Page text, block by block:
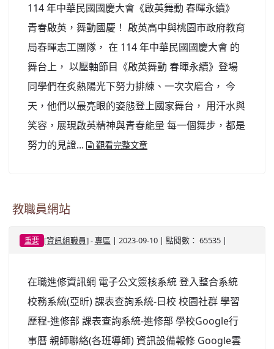
114 年中華民國國慶大會《啟英舞動 春暉永續》
青春啟英，舞動國慶！ 啟英高中與桃園市政府教育
局春暉志工團隊， 在 114 年中華民國國慶大會 的
舞台上， 以壓軸節目《啟英舞動 春暉永續》登場
同學們在炙熱陽光下努力排練、一次次磨合， 今
天，他們以最亮眼的姿態登上國家舞台， 用汗水與
笑容，展現啟英精神與青春能量 每一個舞步，都是
努力的見證...
觀看完整文章
教職員網站
重要 ​[資訊組職員]- 專區 | 2023-09-10 | 點閱數： 65535 |
在職進修資訊網 電子公文簽核系統 登入整合系統
校務系統(亞昕) 課表查詢系統-日校 校園社群 學習
歷程-進修部 課表查詢系統-進修部 學校Google行
事曆 親師聯絡(各班導師) 資訊設備報修 Google雲